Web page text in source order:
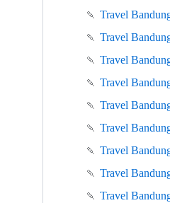
🍡 Travel
🍡 Travel
🍡 Travel
🍡 Travel
🍡 Travel
🍡 Travel
🍡 Travel
🍡 Travel
🍡 Travel